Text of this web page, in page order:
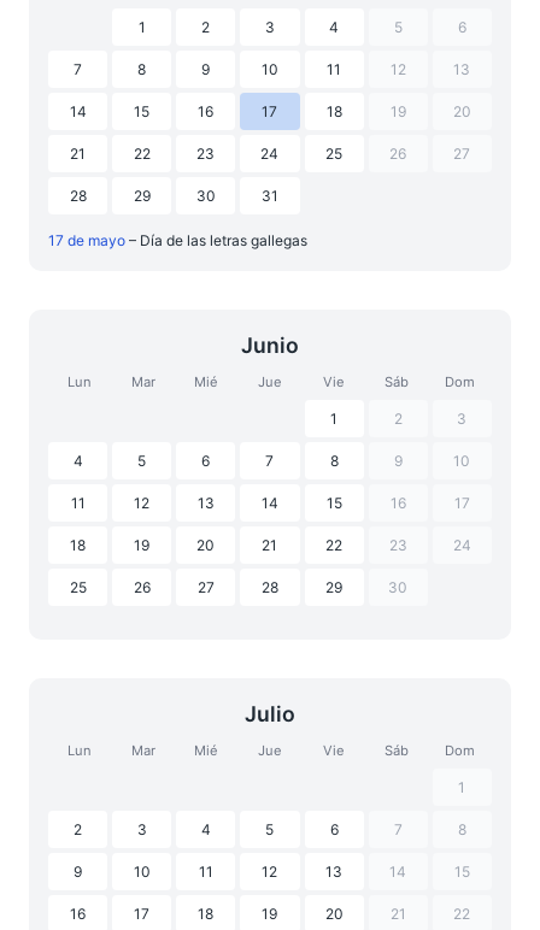
1 2 3 4 5 6
7 8 9 10 11 12 13
14 15 16 17 18 19 20
21 22 23 24 25 26 27
28 29 30 31
17 de mayo – Día de las letras gallegas
Junio
Lun Mar Mié Jue Vie Sáb Dom
1 2 3
4 5 6 7 8 9 10
11 12 13 14 15 16 17
18 19 20 21 22 23 24
25 26 27 28 29 30
Julio
Lun Mar Mié Jue Vie Sáb Dom
1
2 3 4 5 6 7 8
9 10 11 12 13 14 15
16 17 18 19 20 21 22